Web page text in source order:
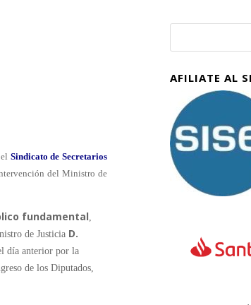
Sindicato de Secretarios
del Ministro de
fundamental,
de Justicia D.
día anterior por la
de los Diputados,
AFILIATE AL